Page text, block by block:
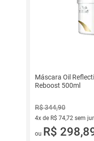
Máscara Oil
Reboost 500ml
R$ 344,90
4x de R$ 74,72 sem
4 vez de R$ 74,72 sem
ou R$